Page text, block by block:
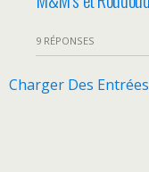
9 RÉPONSES
Charger Des